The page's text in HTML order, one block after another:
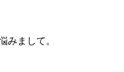
みまして。